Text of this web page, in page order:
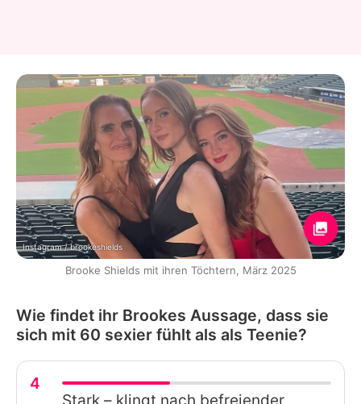
Instagram / brookeshields
Brooke Shields mit ihren Töchtern, März 2025
Wie findet ihr Brookes Aussage, dass sie
sich mit 60 sexier fühlt als als Teenie?
4